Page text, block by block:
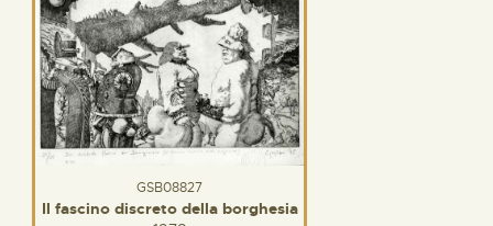
GSB08827
Il fascino discreto della borghesia